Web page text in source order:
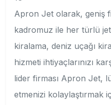
Apron Jet olarak, geniş
kadromuz ile her türlü
kiralama, deniz uçağı
hizmeti ihtiyaçlarınızı
lider firması Apron Jet,
etmenizi kolaylaştırmak